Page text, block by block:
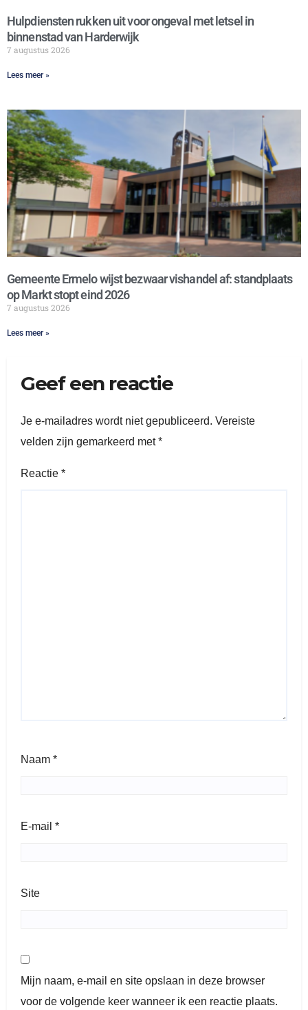
Hulpdiensten rukken uit voor ongeval met letsel in
binnenstad van Harderwijk
7 augustus 2026
Lees meer »
Gemeente Ermelo wijst bezwaar vishandel af: standplaats
op Markt stopt eind 2026
7 augustus 2026
Lees meer »
Geef een reactie
Je e-mailadres wordt niet gepubliceerd. Vereiste
velden zijn gemarkeerd met*
Reactie *
Naam *
E-mail *
Site
Mijn naam, e-mail en site opslaan in deze browser
voor de volgende keer wanneer ik een reactie plaats.